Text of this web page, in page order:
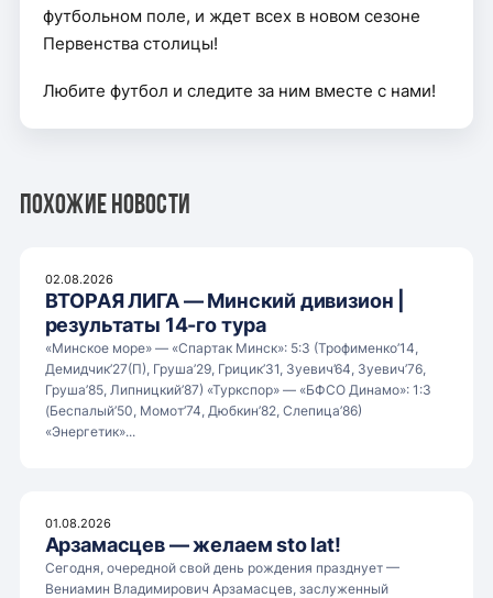
футбольном поле, и ждет всех в новом сезоне
Первенства столицы!
Любите футбол и следите за ним вместе с нами!
Похожие новости
02.08.2026
ВТОРАЯ ЛИГА — Минский дивизион |
результаты 14-го тура
«Минское море» — «Спартак Минск»: 5:3 (Трофименко’14,
Демидчик’27(П), Груша’29, Грицик’31, Зуевич’64, Зуевич’76,
Груша’85, Липницкий’87) «Туркспор» — «БФСО Динамо»: 1:3
(Беспалый’50, Момот’74, Дюбкин’82, Слепица’86)
«Энергетик»...
01.08.2026
Арзамасцев — желаем sto lat!
Сегодня, очередной свой день рождения празднует —
Вениамин Владимирович Арзамасцев, заслуженный